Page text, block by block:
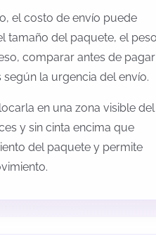
el costo de envío puede
tamaño del paquete, el peso
comparar antes de pagar
la urgencia del envío.
en una zona visible del
y sin cinta encima que
del paquete y permite